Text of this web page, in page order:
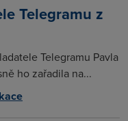
Telegramu z
Telegramu Pavla
ho zařadila na...